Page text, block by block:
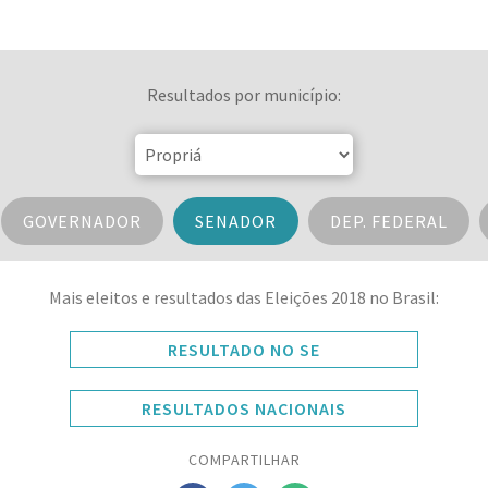
Resultados por município:
GOVERNADOR SENADOR DEP. FEDERAL
Mais eleitos e resultados das Eleições 2018 no Brasil:
RESULTADO NO SE
RESULTADOS NACIONAIS
COMPARTILHAR